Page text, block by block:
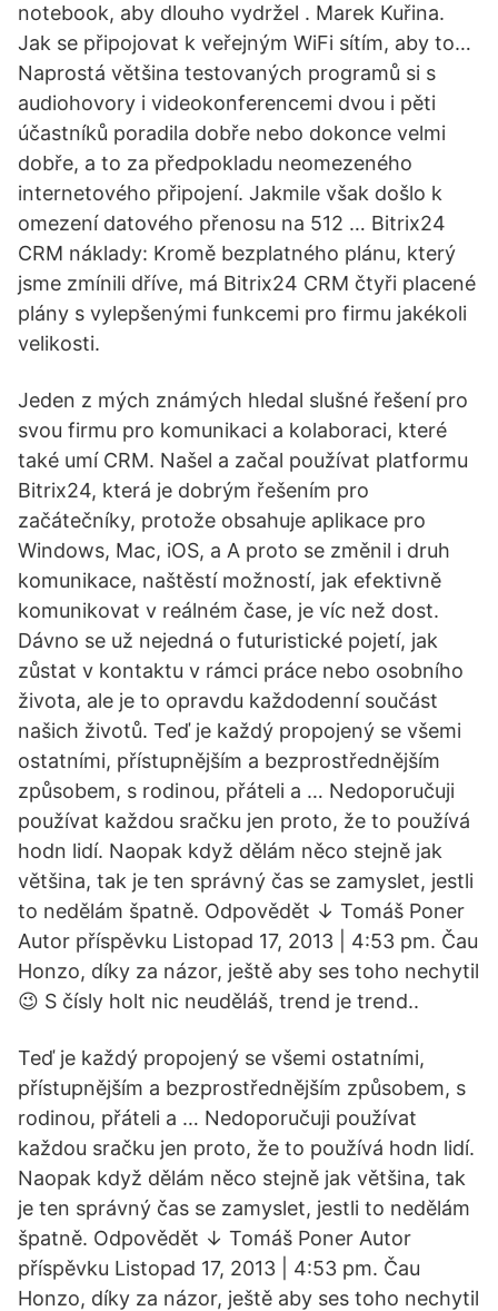
notebook, aby dlouho vydržel . Marek Kuřina.
Jak se připojovat k veřejným WiFi sítím, aby to…
Naprostá většina testovaných programů si s
audiohovory i videokonferencemi dvou i pěti
účastníků poradila dobře nebo dokonce velmi
dobře, a to za předpokladu neomezeného
internetového připojení. Jakmile však došlo k
omezení datového přenosu na 512 … Bitrix24
CRM náklady: Kromě bezplatného plánu, který
jsme zmínili dříve, má Bitrix24 CRM čtyři placené
plány s vylepšenými funkcemi pro firmu jakékoli
velikosti.
Jeden z mých známých hledal slušné řešení pro
svou firmu pro komunikaci a kolaboraci, které
také umí CRM. Našel a začal používat platformu
Bitrix24, která je dobrým řešením pro
začátečníky, protože obsahuje aplikace pro
Windows, Mac, iOS, a A proto se změnil i druh
komunikace, naštěstí možností, jak efektivně
komunikovat v reálném čase, je víc než dost.
Dávno se už nejedná o futuristické pojetí, jak
zůstat v kontaktu v rámci práce nebo osobního
života, ale je to opravdu každodenní součást
našich životů. Teď je každý propojený se všemi
ostatními, přístupnějším a bezprostřednějším
způsobem, s rodinou, přáteli a … Nedoporučuji
používat každou sračku jen proto, že to používá
hodn lidí. Naopak když dělám něco stejně jak
většina, tak je ten správný čas se zamyslet, jestli
to nedělám špatně. Odpovědět ↓ Tomáš Poner
Autor příspěvku Listopad 17, 2013 | 4:53 pm. Čau
Honzo, díky za názor, ještě aby ses toho nechytil
😉 S čísly holt nic neuděláš, trend je trend..
Teď je každý propojený se všemi ostatními,
přístupnějším a bezprostřednějším způsobem, s
rodinou, přáteli a … Nedoporučuji používat
každou sračku jen proto, že to používá hodn lidí.
Naopak když dělám něco stejně jak většina, tak
je ten správný čas se zamyslet, jestli to nedělám
špatně. Odpovědět ↓ Tomáš Poner Autor
příspěvku Listopad 17, 2013 | 4:53 pm. Čau
Honzo, díky za názor, ještě aby ses toho nechytil